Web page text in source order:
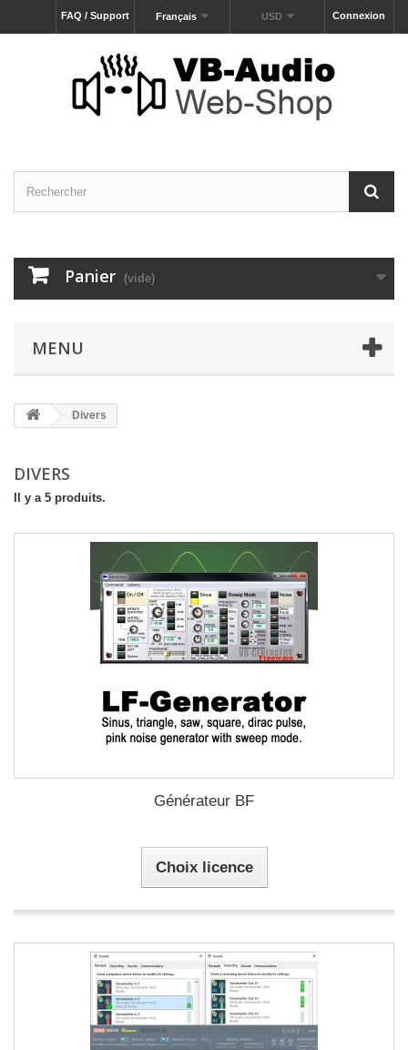
Connexion
USD
Français
FAQ / Support
Panier (vide)
MENU
Divers
DIVERS
Il y a 5 produits.
Générateur BF
Choix licence